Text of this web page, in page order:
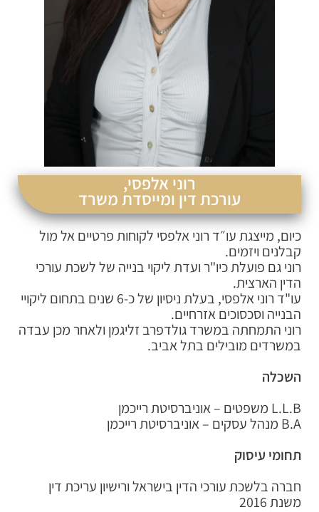
רוני אלפסי,
עורכת דין ומייסדת משרד
כיום, מייצגת עו״ד רוני אלפסי לקוחות פרטיים אל מול
קבלנים ויזמים.
רוני גם פועלת כיו"ר ועדת ליקוי בנייה של לשכת עורכי
הדין הארצית.
עו"ד רוני אלפסי, בעלת ניסיון של כ-6 שנים בתחום ליקויי
הבנייה וסכסוכים אזרחיים.
רוני התמחתה במשרד גולדפרב זליגמן ולאחר מכן עבדה
במשרדים מובילים בתל אביב.
השכלה
L.L.B משפטים – אוניברסיטת רייכמן
B.A מנהל עסקים – אוניברסיטת רייכמן
תחומי עיסוק
חברה בלשכת עורכי הדין בישראל ורישיון עריכת דין
משנת 2016